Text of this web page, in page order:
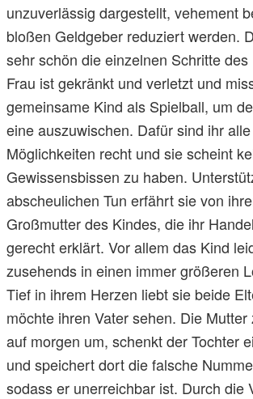
unzuverlässig dargestellt, vehement
bloßen Geldgeber reduziert werden.
sehr schön die einzelnen Schritte des
Frau ist gekränkt und verletzt und
gemeinsame Kind als Spielball, um
eine auszuwischen. Dafür sind ihr
Möglichkeiten recht und sie scheint
Gewissensbissen zu haben.
abscheulichen Tun erfährt sie von
Großmutter des Kindes, die ihr
gerecht erklärt. Vor allem das Kind
zusehends in einen immer größeren
Tief in ihrem Herzen liebt sie beide
möchte ihren Vater sehen. Die
auf morgen um, schenkt der Tochter
und speichert dort die falsche
sodass er unerreichbar ist. Durch die